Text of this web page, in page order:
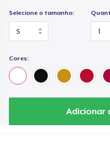
Selecione o tamanho:
Cores:
Adicionar